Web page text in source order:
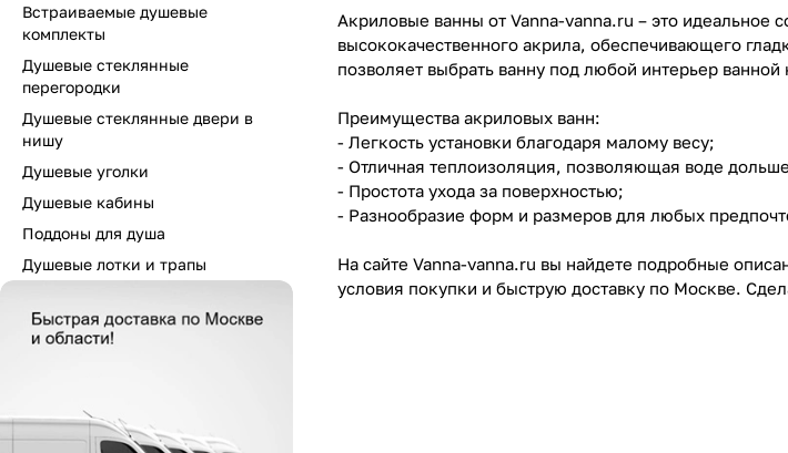
Акриловые ванны от Vanna-vanna.ru – это идеальное
высококачественного акрила, обеспечивающего
позволяет выбрать ванну под любой интерьер ванной
Преимущества акриловых ванн:
- Легкость установки благодаря малому весу;
- Отличная теплоизоляция, позволяющая воде
- Простота ухода за поверхностью;
- Разнообразие форм и размеров для любых
На сайте Vanna-vanna.ru вы найдете подробные
условия покупки и быструю доставку по Москве.
Встраиваемые душевые
комплекты
Душевые стеклянные
перегородки
Душевые стеклянные двери в
нишу
Душевые уголки
Душевые кабины
Поддоны для душа
Душевые лотки и трапы